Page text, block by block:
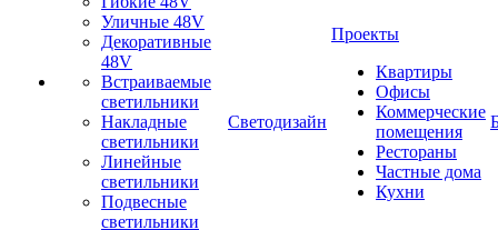
Уличные 48V
Декоративные
48V
Встраиваемые
светильники
Накладные
светильники
Линейные
светильники
Подвесные
светильники
Светодизайн
Проекты
Квартиры
Офисы
Коммерческие
помещения
Рестораны
Частные дома
Кухни